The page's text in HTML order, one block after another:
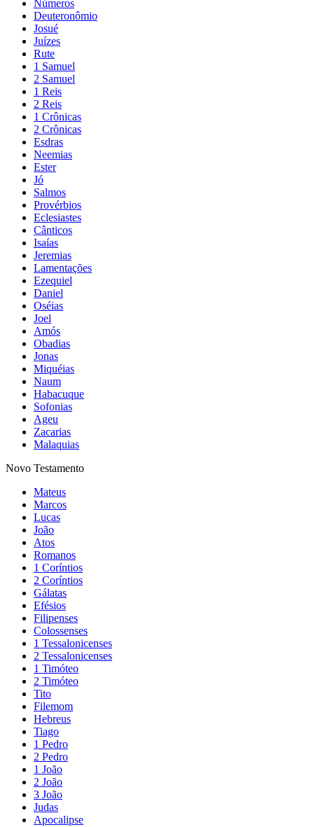
Números
Deuteronômio
Josué
Juízes
Rute
1 Samuel
2 Samuel
1 Reis
2 Reis
1 Crônicas
2 Crônicas
Esdras
Neemias
Ester
Jó
Salmos
Provérbios
Eclesiastes
Cânticos
Isaías
Jeremias
Lamentações
Ezequiel
Daniel
Oséias
Joel
Amós
Obadias
Jonas
Miquéias
Naum
Habacuque
Sofonias
Ageu
Zacarias
Malaquias
Novo Testamento
Mateus
Marcos
Lucas
João
Atos
Romanos
1 Coríntios
2 Coríntios
Gálatas
Efésios
Filipenses
Colossenses
1 Tessalonicenses
2 Tessalonicenses
1 Timóteo
2 Timóteo
Tito
Filemom
Hebreus
Tiago
1 Pedro
2 Pedro
1 João
2 João
3 João
Judas
Apocalipse